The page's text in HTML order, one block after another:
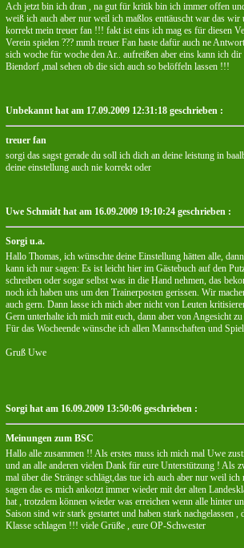
Ach jetzt bin ich dran , na gut für kritik bin ich immer offen
weiß ich auch aber nur weil ich maßlos enttäuscht war das
korrekt mein treuer fan !!! fakt ist eins ich mag es für diesen
Verein spielen ??? mmh treuer Fan haste dafür auch ne
sich woche für woche den Ar.. aufreißen aber eins kann ich
Biendorf ,mal sehen ob die sich auch so belöffeln lassen !!!
Unbekannt hat am 17.09.2009 12:31:18 geschrieben :
treuer fan
sorgi das sagst gerade du soll ich dich an deine leistung in
deine einstellung auch nie korrekt oder
Uwe Schmidt hat am 16.09.2009 19:10:24 geschrieben :
Sorgi u.a.
Hallo Thomas, ich wünschte deine Einstellung hätten alle,
kann ich nur sagen: Es ist leicht hier im Gästebuch auf den
schreiben oder sogar selbst was in die Hand nehmen, das
noch ich haben uns um den Trainerposten gerissen. Wir
auch gern. Dann lasse ich mich aber nicht von Leuten
Gern unterhalte ich mich mit euch, dann aber von Angesicht
Für das Wocheende wünsche ich allen Mannschaften und
Gruß Uwe
Sorgi hat am 16.09.2009 13:50:06 geschrieben :
Meinungen zum BSC
Hallo alle zusammen !! Als erstes muss ich mich mal Uwe
und an alle anderen vielen Dank für eure Unterstützung ! Als
mal über die Stränge schlägt,das tue ich auch aber nur weil
sagen das es mich ankotzt immer wieder mit der alten
hat , trotzdem können wieder was erreichen wenn alle hinter
Saison sind wir stark gestartet und haben stark nachgelassen
Klasse schlagen !!! viele Grüße , eure OP-Schwester